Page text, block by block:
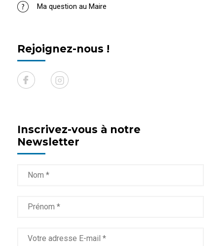
Ma question au Maire
Rejoignez-nous !
Inscrivez-vous à notre
Newsletter